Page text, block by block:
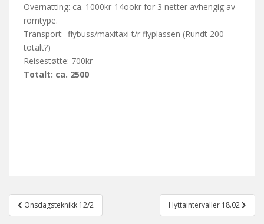
Overnatting: ca. 1000kr-14ookr for 3 netter avhengig av
romtype.
Transport: flybuss/maxitaxi t/r flyplassen (Rundt 200
totalt?)
Reisestøtte: 700kr
Totalt: ca. 2500
Post
navigation
Onsdagsteknikk 12/2 Hyttaintervaller 18.02